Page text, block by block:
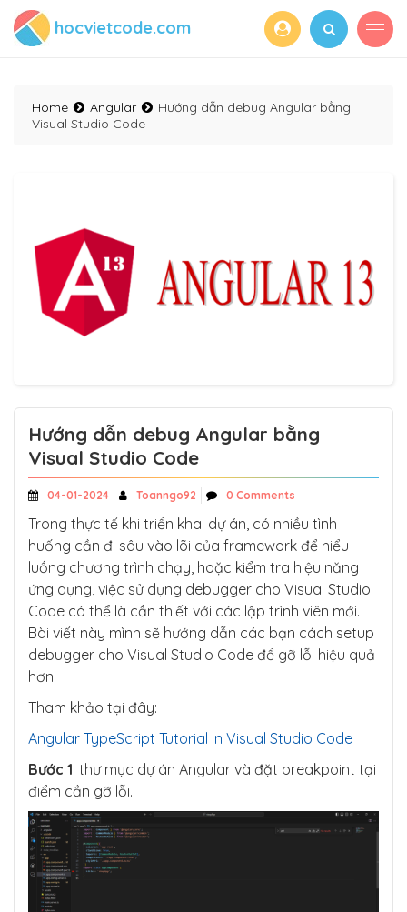
hocvietcode.com
Home Angular
Hướng dẫn debug Angular bằng
Visual Studio Code
Hướng dẫn debug Angular bằng
Visual Studio Code
04-01-2024 Toanngo92 0 Comments
Trong thực tế khi triển khai dự án, có nhiều tình
huống cần đi sâu vào lõi của framework để hiểu
luồng chương trình chạy, hoặc kiểm tra hiệu năng
ứng dụng, việc sử dụng debugger cho Visual Studio
Code có thể là cần thiết với các lập trình viên mới.
Bài viết này mình sẽ hướng dẫn các bạn cách setup
debugger cho Visual Studio Code để gỡ lỗi hiệu quả
hơn.
Tham khảo tại đây:
Angular TypeScript Tutorial in Visual Studio Code
Bước 1: thư mục dự án Angular và đặt breakpoint tại
điểm cần gỡ lỗi.